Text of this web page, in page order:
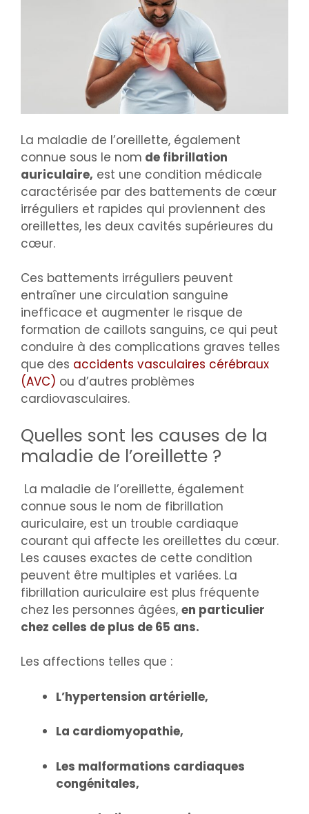
La maladie de l’oreillette, également
connue sous le nom de fibrillation
auriculaire, est une condition médicale
caractérisée par des battements de cœur
irréguliers et rapides qui proviennent des
oreillettes, les deux cavités supérieures du
cœur.
Ces battements irréguliers peuvent
entraîner une circulation sanguine
inefficace et augmenter le risque de
formation de caillots sanguins, ce qui peut
conduire à des complications graves telles
que des accidents vasculaires cérébraux
(AVC) ou d’autres problèmes
cardiovasculaires.
Quelles sont les causes de la
maladie de l’oreillette ?
La maladie de l’oreillette, également
connue sous le nom de fibrillation
auriculaire, est un trouble cardiaque
courant qui affecte les oreillettes du cœur.
Les causes exactes de cette condition
peuvent être multiples et variées. La
fibrillation auriculaire est plus fréquente
chez les personnes âgées, en particulier
chez celles de plus de 65 ans.
Les affections telles que :
L’hypertension artérielle,
La cardiomyopathie,
Les malformations cardiaques
congénitales,